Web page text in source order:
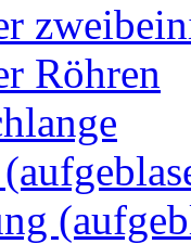
Röhren